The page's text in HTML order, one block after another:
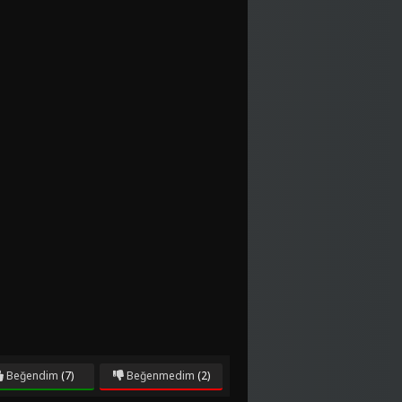
Beğendim (7) Beğenmedim (2)